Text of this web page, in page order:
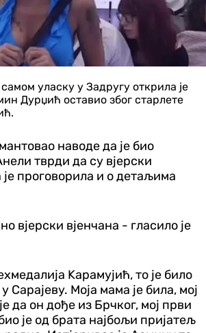
уласку у Задругу открила је
Дурџић оставио због старлете
наводе да је био
тврди да су вјерски
је проговорила и о детаљима
вјерски вјенчана - гласило је
Kарамујић, то је било
Сарајеву. Моја мама је била, мој
да он дође из Брчког, мој први
је од брата најбољи пријатељ